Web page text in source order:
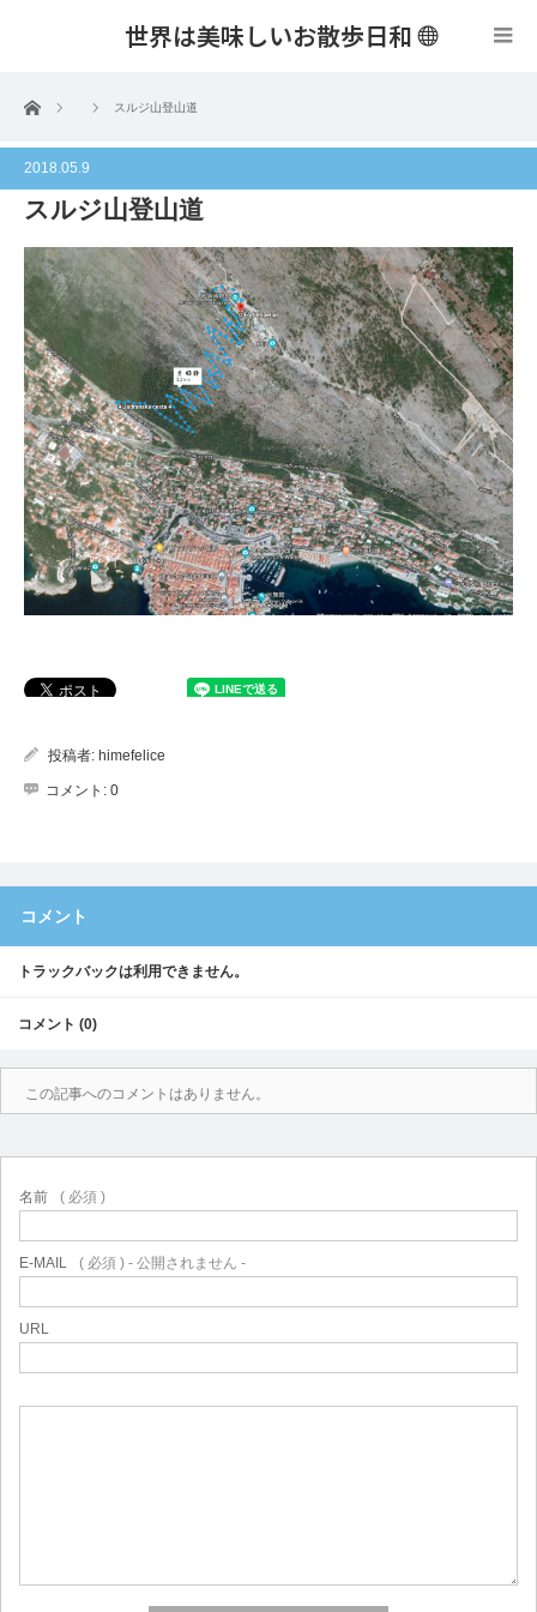
世界は美味しいお散歩日和
ホーム スルジ山登山道
2018.05.9
スルジ山登山道
投稿者: himefelice
コメント: 0
コメント
トラックバックは利用できません。
コメント (0)
この記事へのコメントはありません。
名前 ( 必須 )
E-MAIL ( 必須 ) - 公開されません -
URL